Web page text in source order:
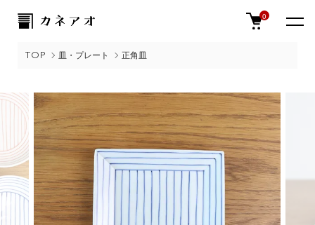
0
TOP 皿・プレート 正角皿